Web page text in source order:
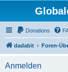
Donations
dadabit Foren-
Anmelden